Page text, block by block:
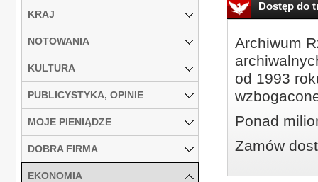
Dostęp do
Archiwum
od 1993
Ponad
Zamów
KRAJ
NOTOWANIA
KULTURA
PUBLICYSTYKA, OPINIE
MOJE PIENIĄDZE
DOBRA FIRMA
EKONOMIA